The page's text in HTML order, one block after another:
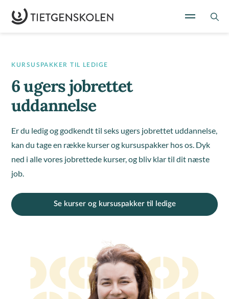
KURSUSPAKKER TIL LEDIGE
6 ugers jobrettet
uddannelse
Er du ledig og godkendt til seks ugers jobrettet uddannelse,
kan du tage en række kurser og kursuspakker hos os. Dyk
ned i alle vores jobrettede kurser, og bliv klar til dit næste
job.
Se kurser og kursuspakker til ledige